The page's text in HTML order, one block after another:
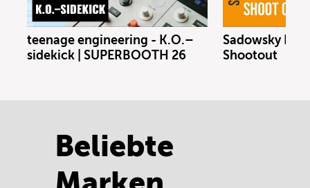
teenage engineering - K.O.–
sidekick | SUPERBOOTH 26
Sadowsky
Shootout
Beliebte